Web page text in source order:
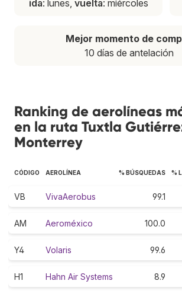
ida: lunes, vuelta: miércoles
Mejor momento de
10 días de antelación
Ranking de aerolíneas
en la ruta Tuxtla
Monterrey
CÓDIGO AEROLÍNEA % BÚSQUEDAS %
VB VivaAerobus 99.1
AM Aeroméxico 100.0
Y4 Volaris 99.6
H1 Hahn Air Systems 8.9